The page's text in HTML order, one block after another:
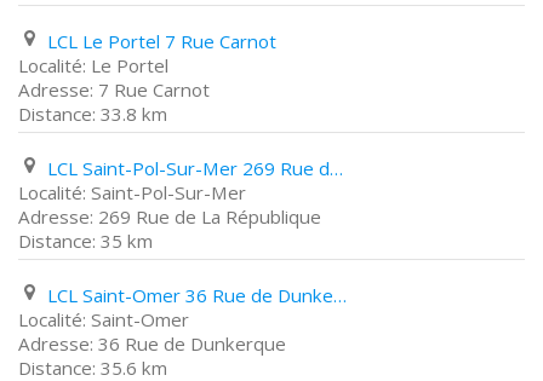
LCL Le Portel 7 Rue Carnot
Le Portel
7 Rue Carnot
33.8 km
LCL Saint-Pol-Sur-Mer 269 Rue de La République
Saint-Pol-Sur-Mer
269 Rue de La République
35 km
LCL Saint-Omer 36 Rue de Dunkerque
Saint-Omer
36 Rue de Dunkerque
35.6 km